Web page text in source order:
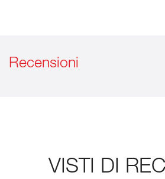
Recensioni
VISTI DI